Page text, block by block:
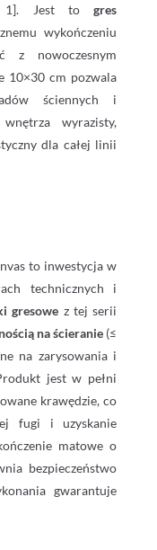
1]. Jest togres
wykończeniu
z nowoczesnym
10×30 cm pozwala
ściennych i
wyrazisty,
dla całej linii
to inwestycja w
technicznych i
gresowe z tej serii
na ścieranie (≤
na zarysowania i
jest w pełni
krawędzie, co
fugi i uzyskanie
matowe o
bezpieczeństwo
gwarantuje